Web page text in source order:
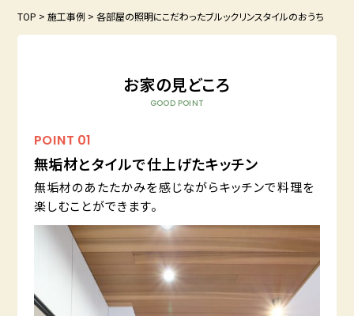
TOP >施工事例 >各部屋の照明にこだわったブルックリンスタイルのおうち
お家の見どころ
GOOD POINT
POINT 01
無垢材とタイルで仕上げたキッチン
無垢材のあたたかみを感じながらキッチンで料理を
楽しむことができます。